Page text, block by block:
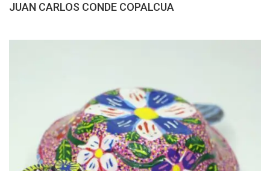
JUAN CARLOS CONDE COPALCUA